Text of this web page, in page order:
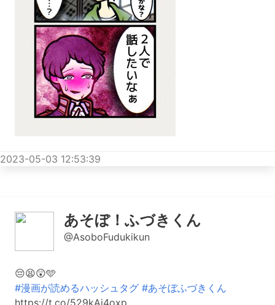
2023-05-03 12:53:39
あそぼ！ふづきくん
@AsoboFudukikun
😔😫😲🩵
#漫画が読めるハッシュタグ #あそぼふづきくん
https://t.co/529kAj4oxp